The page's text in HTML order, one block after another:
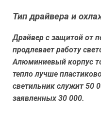
Тип драйвера и
Драйвер с защитой от
продлевает работу
Алюминиевый корпус
тепло лучше
светильник служит 50
заявленных 30 000.